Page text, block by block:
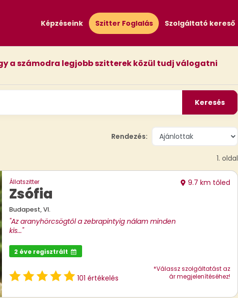
Képzéseink Szitter Foglalás Szolgáltató kereső
a számodra legjobb szitterek közül tudj válogatni
Keresés
Rendezés:
1. oldal
Állatszitter
Zsófia
Budapest, VI.
9.7 km tőled
"Az aranyhörcsögtől a zebrapintyig nálam minden
kis..."
2 éve regisztrált
101 értékelés
*Válassz szolgáltatást az
ár megjelenítéséhez!